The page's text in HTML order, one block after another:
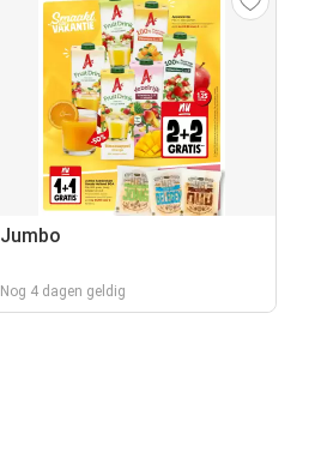
Jumbo
Nog 4 dagen geldig